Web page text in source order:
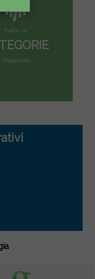
Tutte le:
Disponibili